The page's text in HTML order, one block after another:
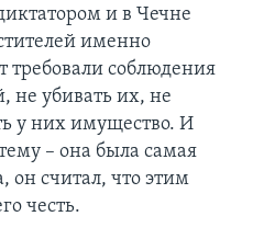
и в Чечне
именно
требовали соблюдения
не убивать их, не
у них имущество. И
– она была самая
он считал, что этим
честь.